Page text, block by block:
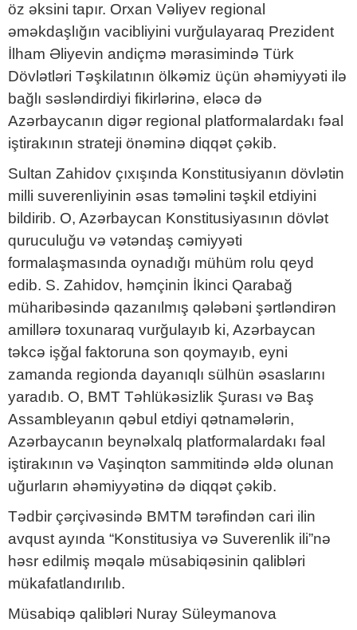
öz əksini tapır. Orxan Vəliyev regional
əməkdaşlığın vacibliyini vurğulayaraq Prezident
İlham Əliyevin andiçmə mərasimində Türk
Dövlətləri Təşkilatının ölkəmiz üçün əhəmiyyəti ilə
bağlı səsləndirdiyi fikirlərinə, eləcə də
Azərbaycanın digər regional platformalardakı fəal
iştirakının strateji önəminə diqqət çəkib.
Sultan Zahidov çıxışında Konstitusiyanın dövlətin
milli suverenliyinin əsas təməlini təşkil etdiyini
bildirib. O, Azərbaycan Konstitusiyasının dövlət
quruculuğu və vətəndaş cəmiyyəti
formalaşmasında oynadığı mühüm rolu qeyd
edib. S. Zahidov, həmçinin İkinci Qarabağ
müharibəsində qazanılmış qələbəni şərtləndirən
amillərə toxunaraq vurğulayıb ki, Azərbaycan
təkcə işğal faktoruna son qoymayıb, eyni
zamanda regionda dayanıqlı sülhün əsaslarını
yaradıb. O, BMT Təhlükəsizlik Şurası və Baş
Assambleyanın qəbul etdiyi qətnamələrin,
Azərbaycanın beynəlxalq platformalardakı fəal
iştirakının və Vaşinqton sammitində əldə olunan
uğurların əhəmiyyətinə də diqqət çəkib.
Tədbir çərçivəsində BMTM tərəfindən cari ilin
avqust ayında “Konstitusiya və Suverenlik ili”nə
həsr edilmiş məqalə müsabiqəsinin qalibləri
mükafatlandırılıb.
Müsabiqə qalibləri Nuray Süleymanova